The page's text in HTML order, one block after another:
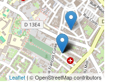
Leaflet| © OpenStreetMap contributors